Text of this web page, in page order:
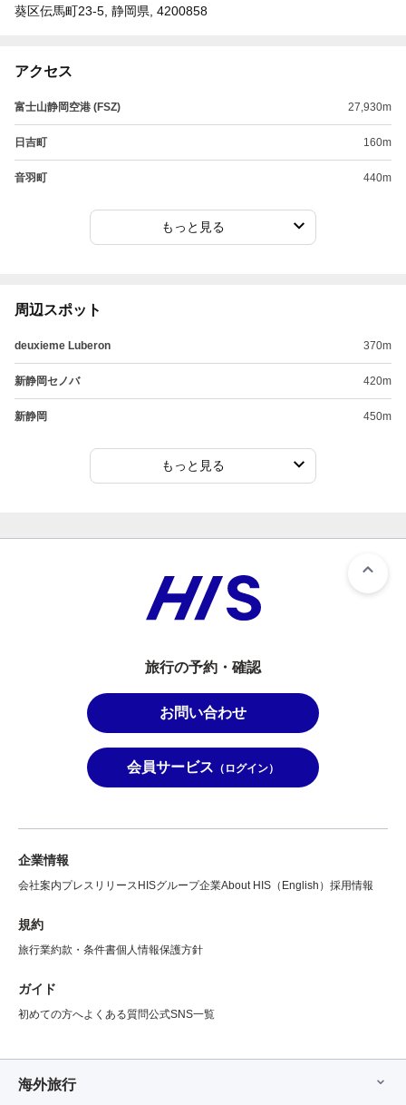
葵区伝馬町23-5, 静岡県, 4200858
アクセス
富士山静岡空港 (FSZ) 27,930m
日吉町 160m
音羽町 440m
もっと見る
周辺スポット
deuxieme Luberon 370m
新静岡セノバ 420m
新静岡 450m
もっと見る
旅行の予約・確認
お問い合わせ
会員サービス （ログイン）
企業情報
会社案内プレスリリース HISグループ企業About HIS（English） 採用情報
規約
旅行業約款・条件書個人情報保護方針
ガイド
初めての方へよくある質問公式SNS一覧
海外旅行